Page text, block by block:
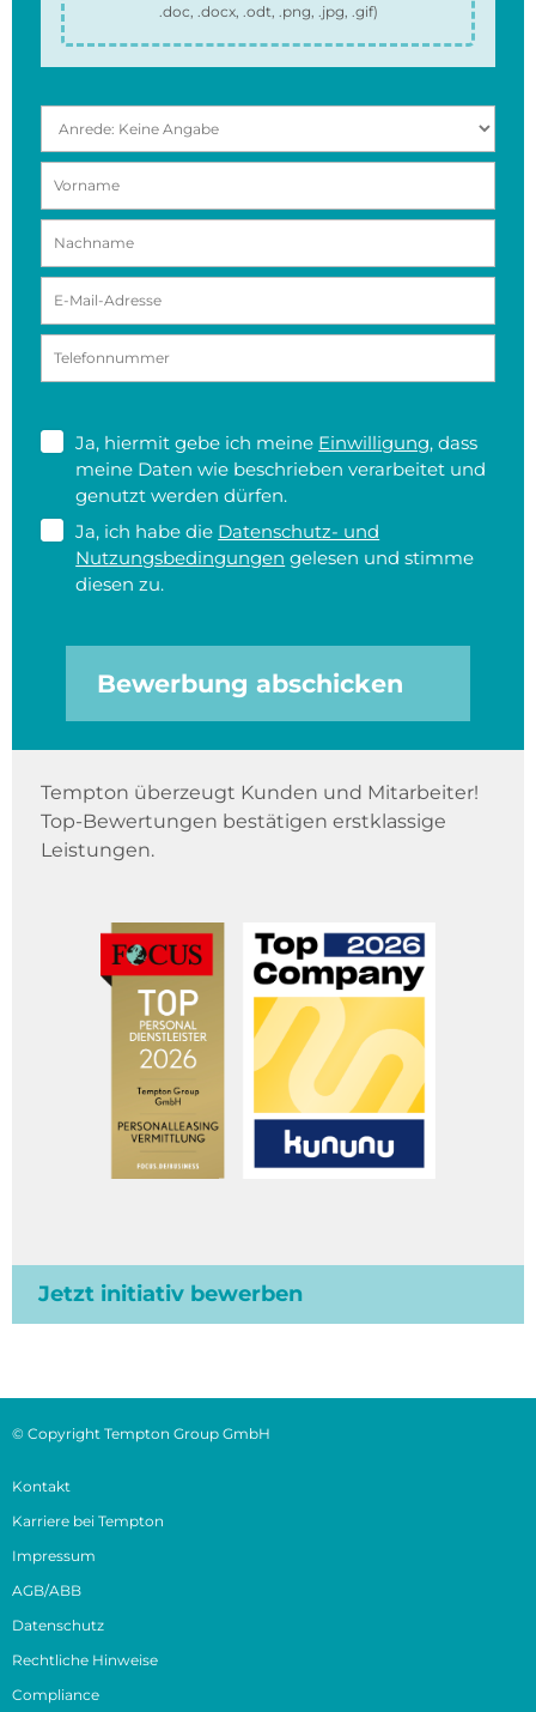
.doc, .docx, .odt, .png, .jpg, .gif)
Ja, hiermit gebe ich meine Einwilligung, dass
meine Daten wie beschrieben verarbeitet und
genutzt werden dürfen.
Ja, ich habe die Datenschutz- und
Nutzungsbedingungen gelesen und stimme
diesen zu.
Bewerbung abschicken
Tempton überzeugt Kunden und Mitarbeiter!
Top-Bewertungen bestätigen erstklassige
Leistungen.
Jetzt initiativ bewerben
© Copyright Tempton Group GmbH
Kontakt
Karriere bei Tempton
Impressum
AGB/ABB
Datenschutz
Rechtliche Hinweise
Compliance